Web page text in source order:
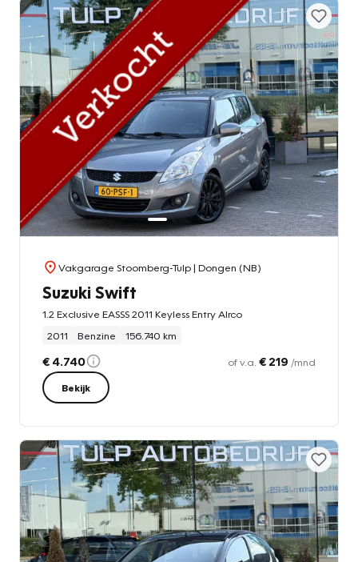
Vakgarage Stoomberg-Tulp| Dongen (NB)
Suzuki Swift
1.2 Exclusive EASSS 2011 Keyless Entry AIrco
2011
Benzine 156.740 km
€ 4.740 of v.a. € 219 /mnd
Bekijk